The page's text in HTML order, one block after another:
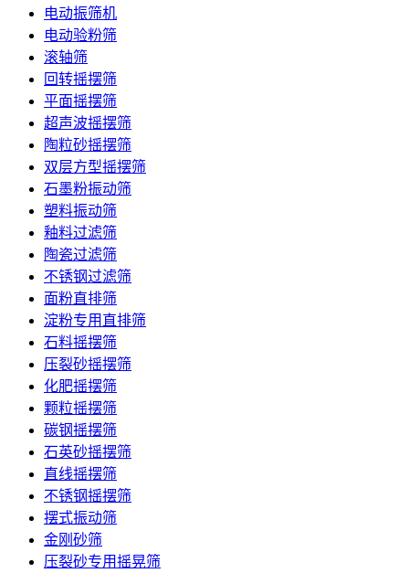
电动振筛机
电动验粉筛
滚轴筛
回转摇摆筛
平面摇摆筛
超声波摇摆筛
陶粒砂摇摆筛
双层方型摇摆筛
石墨粉振动筛
塑料振动筛
釉料过滤筛
陶瓷过滤筛
不锈钢过滤筛
面粉直排筛
淀粉专用直排筛
石料摇摆筛
压裂砂摇摆筛
化肥摇摆筛
颗粒摇摆筛
碳钢摇摆筛
石英砂摇摆筛
直线摇摆筛
不锈钢摇摆筛
摆式振动筛
金刚砂筛
压裂砂专用摇晃筛